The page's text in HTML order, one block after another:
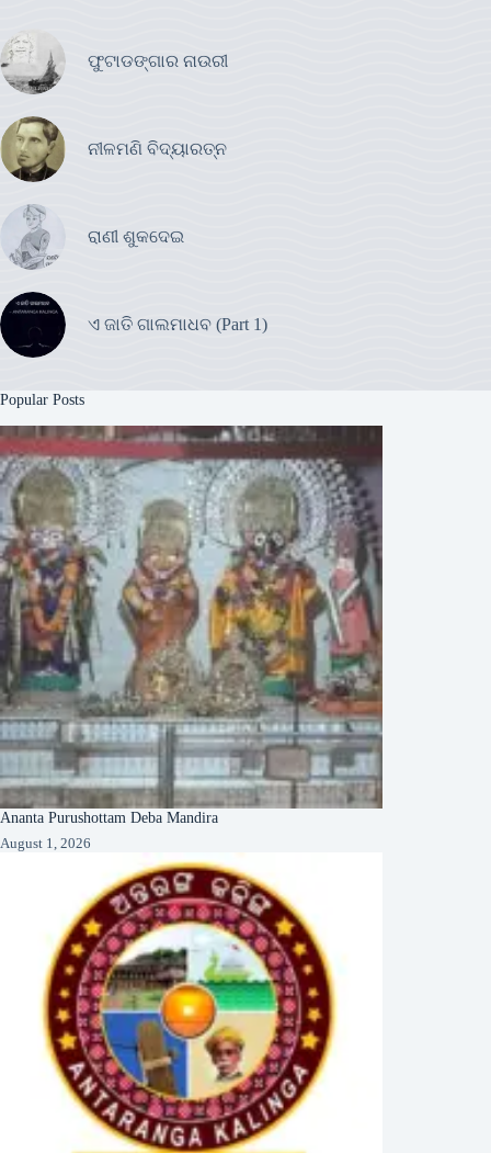
ଫୁଟାଡଙ୍ଗାର ନାଉରୀ
ନୀଳମଣି ବିଦ୍ୟାରତ୍ନ
ରାଣୀ ଶୁକଦେଇ
ଏ ଜାତି ଗାଲମାଧବ (Part 1)
Popular Posts
Ananta Purushottam Deba Mandira
August 1, 2026